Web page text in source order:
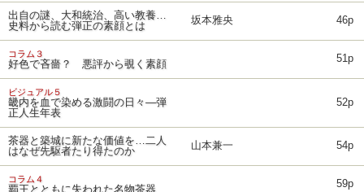
出自の謎、大和統治、高い教養…
史料から読む弾正の素顔とは
坂本雅央 46p
コラム３
好色で吝嗇？ 悪評から覗く素顔 51p
ビジュアル５
畿内を血で染める激闘の日々―弾
正人生年表
52p
茶器と築城に新たな価値を…二人
はなぜ先駆者たり得たのか
山本兼一 54p
コラム４
覇王とともに失われた名物茶器 59p